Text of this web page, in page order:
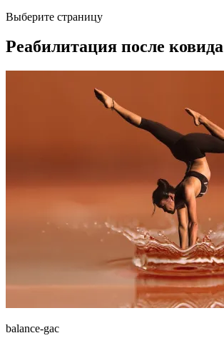
Выберите страницу
Реабилитация после ковида
balance-gac